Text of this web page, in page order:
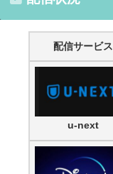
配信サービス
u-next